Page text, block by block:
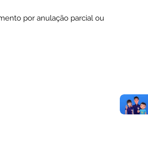
por anulação parcial ou